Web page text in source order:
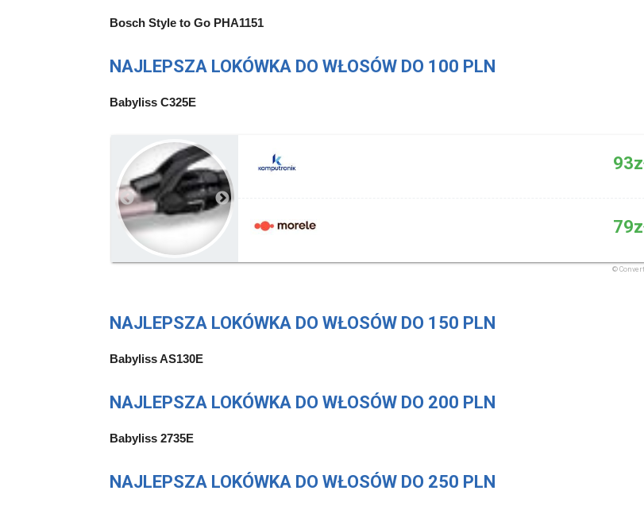
Bosch Style to Go PHA1151
NAJLEPSZA LOKÓWKA DO WŁOSÓW DO 100 PLN
Babyliss C325E
NAJLEPSZA LOKÓWKA DO WŁOSÓW DO 150 PLN
Babyliss AS130E
NAJLEPSZA LOKÓWKA DO WŁOSÓW DO 200 PLN
Babyliss 2735E
NAJLEPSZA LOKÓWKA DO WŁOSÓW DO 250 PLN